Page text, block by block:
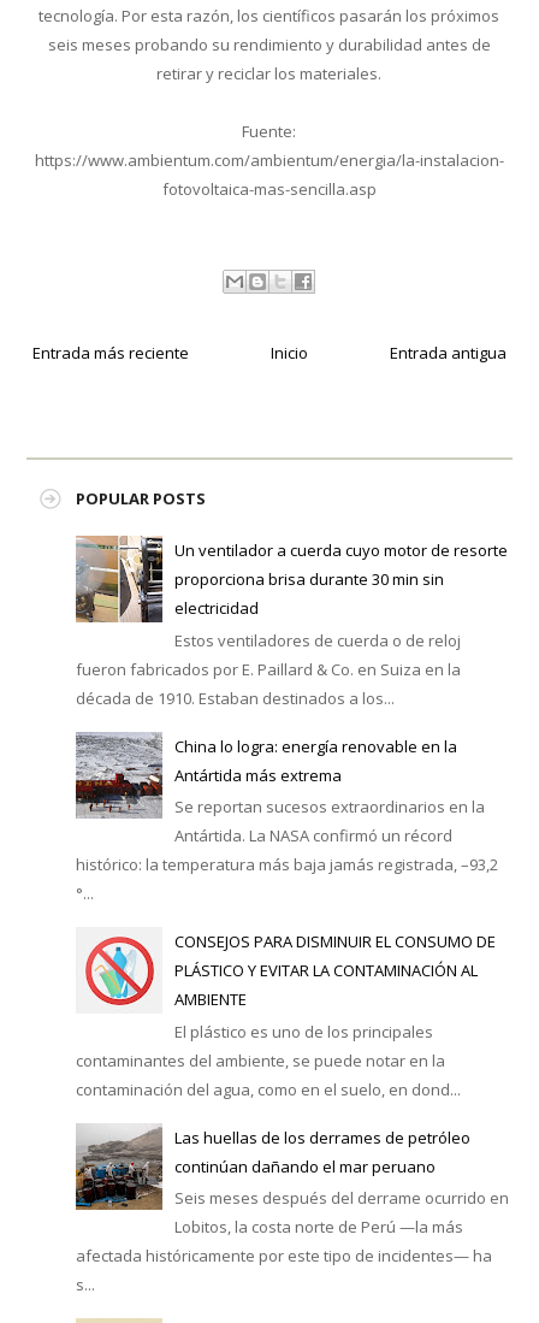
tecnología. Por esta razón, los científicos pasarán los próximos
seis meses probando su rendimiento y durabilidad antes de
retirar y reciclar los materiales.
Fuente:
https://www.ambientum.com/ambientum/energia/la-instalacion-
fotovoltaica-mas-sencilla.asp
Entrada más reciente Entrada antigua
Inicio
POPULAR POSTS
Un ventilador a cuerda cuyo motor de resorte
proporciona brisa durante 30 min sin
electricidad
Estos ventiladores de cuerda o de reloj
fueron fabricados por E. Paillard & Co. en Suiza en la
década de 1910. Estaban destinados a los...
China lo logra: energía renovable en la
Antártida más extrema
Se reportan sucesos extraordinarios en la
Antártida. La NASA confirmó un récord
histórico: la temperatura más baja jamás registrada, –93,2
°...
CONSEJOS PARA DISMINUIR EL CONSUMO DE
PLÁSTICO Y EVITAR LA CONTAMINACIÓN AL
AMBIENTE
El plástico es uno de los principales
contaminantes del ambiente, se puede notar en la
contaminación del agua, como en el suelo, en dond...
Las huellas de los derrames de petróleo
continúan dañando el mar peruano
Seis meses después del derrame ocurrido en
Lobitos, la costa norte de Perú —la más
afectada históricamente por este tipo de incidentes— ha
s...